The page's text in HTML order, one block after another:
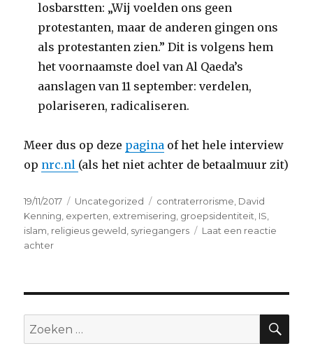
losbarstten: „Wij voelden ons geen
protestanten, maar de anderen gingen ons
als protestanten zien.” Dit is volgens hem
het voornaamste doel van Al Qaeda’s
aanslagen van 11 september: verdelen,
polariseren, radicaliseren.
Meer dus op deze pagina of het hele interview
op nrc.nl (als het niet achter de betaalmuur zit)
Geplaatst
op
19/11/2017 Categorieën
Uncategorized Tags
contraterrorisme David
Kenning experten extremisering groepsidentiteit IS
islam religieus geweld syriegangers
Laat een reactie
achterop
Zoeken
naar: